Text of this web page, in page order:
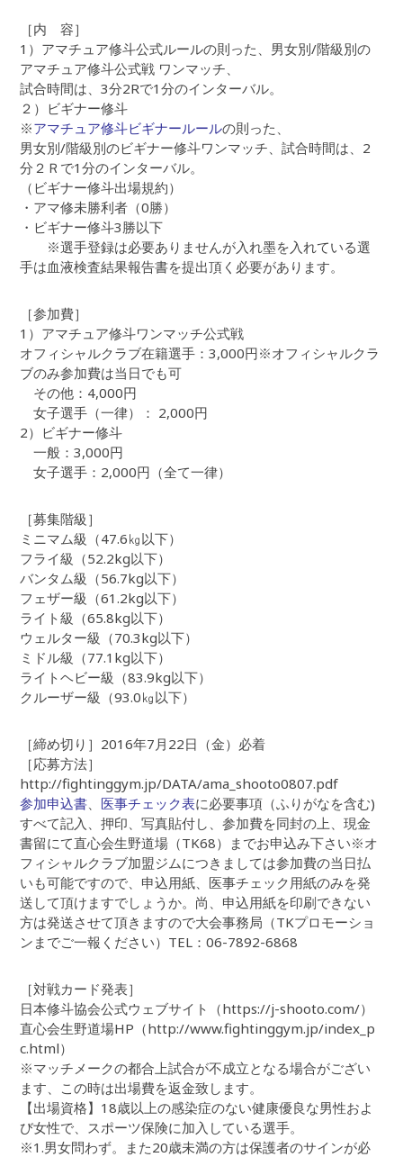
［内 容］
1）アマチュア修斗公式ルールの則った、男女別/階級別の
アマチュア修斗公式戦 ワンマッチ、
試合時間は、3分2Rで1分のインターバル。
２）ビギナー修斗
※アマチュア修斗ビギナールールの則った、
男女別/階級別のビギナー修斗ワンマッチ、試合時間は、2
分２Ｒで1分のインターバル。
（ビギナー修斗出場規約）
・アマ修未勝利者（0勝）
・ビギナー修斗3勝以下
※選手登録は必要ありませんが入れ墨を入れている選
手は血液検査結果報告書を提出頂く必要があります。
［参加費］
1）アマチュア修斗ワンマッチ公式戦
オフィシャルクラブ在籍選手：3,000円※オフィシャルクラ
ブのみ参加費は当日でも可
その他：4,000円
女子選手（一律）： 2,000円
2）ビギナー修斗
一般：3,000円
女子選手：2,000円（全て一律）
［募集階級］
ミニマム級（47.6㎏以下）
フライ級（52.2kg以下）
バンタム級（56.7kg以下）
フェザー級（61.2kg以下）
ライト級（65.8kg以下）
ウェルター級（70.3kg以下）
ミドル級（77.1kg以下）
ライトヘビー級（83.9kg以下）
クルーザー級（93.0㎏以下）
［締め切り］2016年7月22日（金）必着
［応募方法］
http://fightinggym.jp/DATA/ama_shooto0807.pdf
参加申込書、 医事チェック表に必要事項（ふりがなを含む)
すべて記入、押印、写真貼付し、参加費を同封の上、現金
書留にて直心会生野道場（TK68）までお申込み下さい※オ
フィシャルクラブ加盟ジムにつきましては参加費の当日払
いも可能ですので、申込用紙、医事チェック用紙のみを発
送して頂けますでしょうか。尚、申込用紙を印刷できない
方は発送させて頂きますので大会事務局（TKプロモーショ
ンまでご一報ください）TEL：06-7892-6868
［対戦カード発表］
日本修斗協会公式ウェブサイト（https://j-shooto.com/）
直心会生野道場HP（http://www.fightinggym.jp/index_p
c.html）
※マッチメークの都合上試合が不成立となる場合がござい
ます、この時は出場費を返金致します。
【出場資格】18歳以上の感染症のない健康優良な男性およ
び女性で、スポーツ保険に加入している選手。
※1.男女問わず。また20歳未満の方は保護者のサインが必